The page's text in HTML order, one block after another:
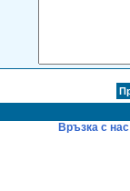
Връзка с нас